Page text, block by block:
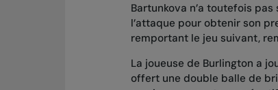
Bartunkova n’a toutefois
l’attaque pour obtenir son
remportant le jeu suivant,
La joueuse de Burlington a
offert une double balle de